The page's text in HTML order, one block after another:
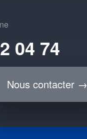
04 74
Nous contacter →